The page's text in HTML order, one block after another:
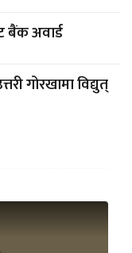
बैंक अवार्ड
गोरखामा विद्युत्